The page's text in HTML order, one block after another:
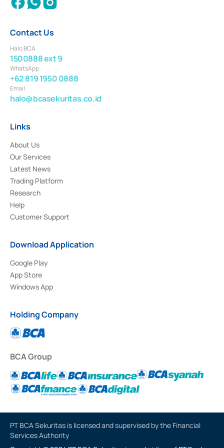
Contact Us
Halo BCA
1500888 ext 9
WhatsApp
+62 819 1950 0888
Email
halo@bcasekuritas.co.id
Links
About Us
Our Services
Latest News
Trading Platform
Research
Help
Customer Support
Download Application
Google Play
App Store
Windows App
Holding Company
BCA Group
PT BCA Sekuritas is licensed and supervised by the Financial
Services Authority